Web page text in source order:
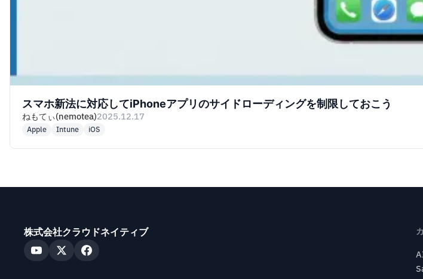
スマホ新法に対応してiPhoneアプリのサイドローディングを制限しておこう
ねもてぃ(nemotea)2025.12.17
Apple Intune iOS
株式会社クラウドネイティブ